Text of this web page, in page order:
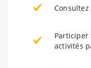
Participer
activités